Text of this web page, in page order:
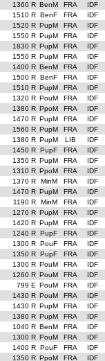
1360 R BenM FRA
IDF
1510 R BenF FRA
IDF
1520 R PupM FRA
IDF
1550 R PupM FRA
IDF
1830 R PupM FRA
IDF
1550 R PupM FRA
IDF
1400 R BenM FRA
IDF
1500 R BenF FRA
IDF
1510 R PupM FRA
IDF
1320 R PouM FRA
IDF
1380 R PpoM FRA
IDF
1470 R PupM FRA
IDF
1560 R PupM FRA
IDF
1380 R PupM LIB
IDF
1450 R PupF FRA
IDF
1350 R PupM FRA
IDF
1310 R PpoM FRA
IDF
1370 R MinM FRA
IDF
1470 R PupM FRA
IDF
1190 R MinM FRA
IDF
1270 R PupM FRA
IDF
1420 R PupM FRA
IDF
1240 R PupF FRA
IDF
1300 R PouF FRA
IDF
1350 R PupF FRA
IDF
1300 R PouM FRA
IDF
1260 R PouM FRA
IDF
799 E PouM FRA
IDF
1430 R PouM FRA
IDF
1430 R PupM FRA
IDF
1380 R PupM FRA
IDF
1040 R BenM FRA
IDF
1300 R PouM FRA
IDF
1400 R PouF FRA
IDF
1350 R PpoM FRA
IDF